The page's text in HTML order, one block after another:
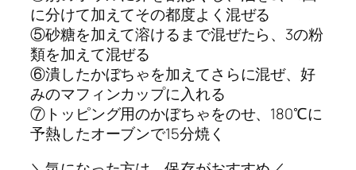
に分けて加えてその都度よく混ぜる
⑤砂糖を加えて溶けるまで混ぜたら、3の粉
類を加えて混ぜる
⑥潰したかぼちゃを加えてさらに混ぜ、好
みのマフィンカップに入れる
⑦トッピング用のかぼちゃをのせ、180℃に
予熱したオーブンで15分焼く